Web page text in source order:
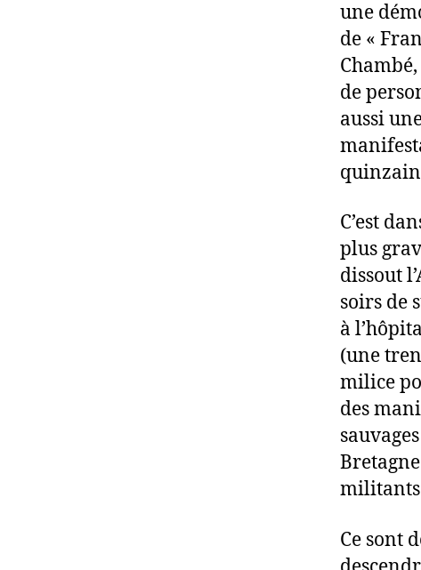
une
de «
de
aussi
C’est
plus
dissout
soirs de
à
(une
milice
des
militants
Ce sont